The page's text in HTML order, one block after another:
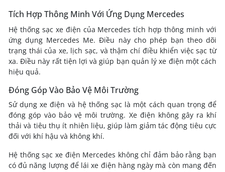
Tích Hợp Thông Minh Với Ứng Dụng Mercedes
Hệ thống sạc xe điện của Mercedes tích hợp thông minh với
ứng dụng Mercedes Me. Điều này cho phép bạn theo dõi
trạng thái của xe, lịch sạc, và thậm chí điều khiển việc sạc từ
xa. Điều này rất tiện lợi và giúp bạn quản lý xe điện một cách
hiệu quả.
Đóng Góp Vào Bảo Vệ Môi Trường
Sử dụng xe điện và hệ thống sạc là một cách quan trọng để
đóng góp vào bảo vệ môi trường. Xe điện không gây ra khí
thải và tiêu thụ ít nhiên liệu, giúp làm giảm tác động tiêu cực
đối với khí hậu và không khí.
Hệ thống sạc xe điện Mercedes không chỉ đảm bảo rằng bạn
có đủ năng lượng để lái xe điện hàng ngày mà còn mang đến